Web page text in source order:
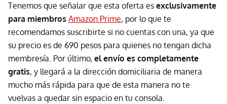
Tenemos que señalar que esta oferta es exclusivamente
para miembros Amazon Prime, por lo que te
recomendamos suscribirte si no cuentas con una, ya que
su precio es de 690 pesos para quienes no tengan dicha
membresía. Por último, el envío es completamente
gratis, y llegará a la dirección domiciliaria de manera
mucho más rápida para que de esta manera no te
vuelvas a quedar sin espacio en tu consola.